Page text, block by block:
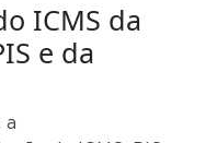
ICMS da
e da
a